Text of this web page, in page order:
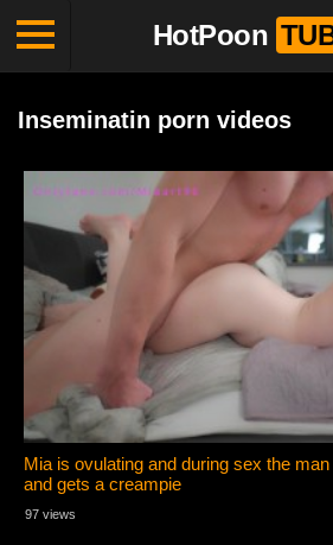
HotPoon
Inseminatin porn videos
Mia is ovulating and during sex the
and gets a creampie
97 views